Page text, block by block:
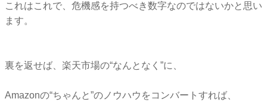
これはこれで、危機感を持つべき数字なのではないかと思い
ます。
裏を返せば、楽天市場の“なんとなく”に、
Amazonの“ちゃんと”のノウハウをコンバートすれば、